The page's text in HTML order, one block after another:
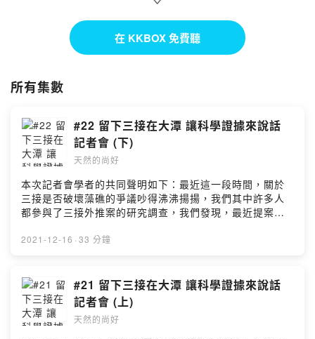
Hosting provided by SoundOn在 KKBOX 免費聽
所有集數
#22 留下三接在大潭 讓科學證據來說話
記者會 (下)
天然的尚好
本次記者會學者的共同聲明如下：最近這一段時間，關於
三接是否破壞藻礁的爭議吵得沸沸揚揚，我們其中許多人
都參與了三接外推案的研究調查，我們發現，最近提案方
過於誇大、偏頗，這樣的發展令我們感到憂心，因此，我
對於藻礁生態的影響實屬輕微，應是在可以接受的範圍，
即便三接遷離，大潭藻礁的生態也不一定會變得更好，因
此相關討論應該建立在科學實證的基礎上，讓科學證據來
說話、來引導政策規劃，莫讓偏離事實的言論誤導社會大
2021-12-16 · 33 分鐘
#21 留下三接在大潭 讓科學證據來說話
記者會 (上)
天然的尚好